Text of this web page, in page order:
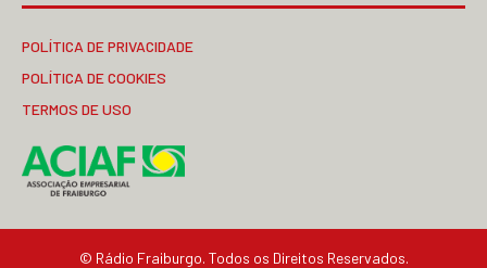
POLÍTICA DE PRIVACIDADE
POLÍTICA DE COOKIES
TERMOS DE USO
© Rádio Fraiburgo. Todos os Direitos Reservados.